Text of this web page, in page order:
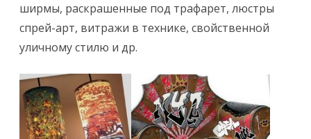
ширмы, раскрашенные под трафарет, люстры
спрей-арт, витражи в технике, свойственной
уличному стилю и др.